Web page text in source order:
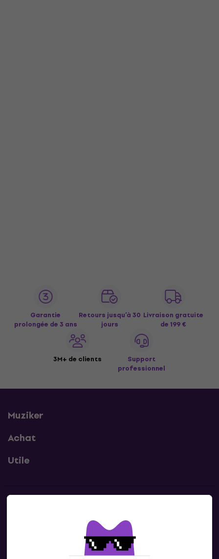
Garantie
prolongée de 3 ans
Retours jusqu’à 30
jours
Livraison gratuite
de 199 €
3M+ de clients
Support
professionnel
Muziker
Achat
Utile
Contacte nous